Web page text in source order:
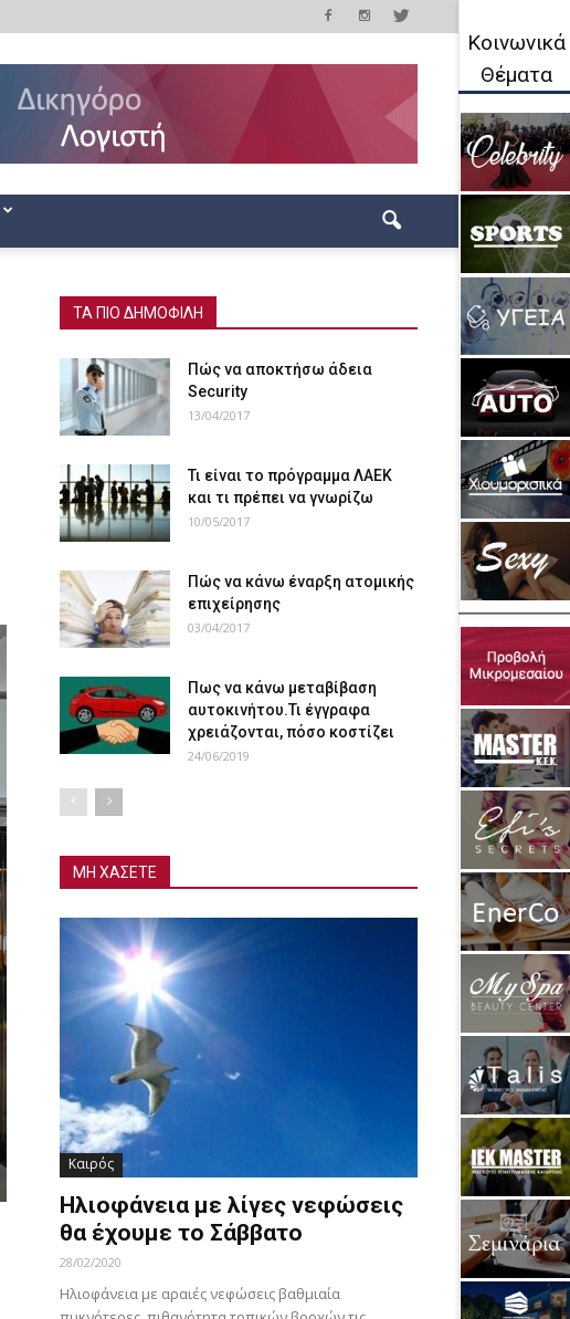
ΤΑ ΠΙΟ ΔΗΜΟΦΙΛΗ
Πώς να αποκτήσω άδεια
Security
13/04/2017
Τι είναι το πρόγραμμα ΛΑΕΚ
και τι πρέπει να γνωρίζω
10/05/2017
Πώς να κάνω έναρξη ατομικής
επιχείρησης
03/04/2017
Πως να κάνω μεταβίβαση
αυτοκινήτου.Τι έγγραφα
χρειάζονται, πόσο κοστίζει
24/06/2019
ΜΗ ΧΑΣΕΤΕ
Καιρός
Ηλιοφάνεια με λίγες νεφώσεις
θα έχουμε το Σάββατο
28/02/2020
Ηλιοφάνεια με αραιές νεφώσεις βαθμιαία
Κοινωνικά
Θέματα